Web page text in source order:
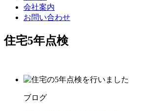
会社案内
お問い合わせ
住宅5年点検
ブログ